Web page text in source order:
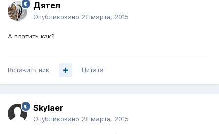
Дятел
Опубликовано 28 марта, 2015
А платить как?
Вставить ник Цитата
Skylaer
Опубликовано 28 марта, 2015